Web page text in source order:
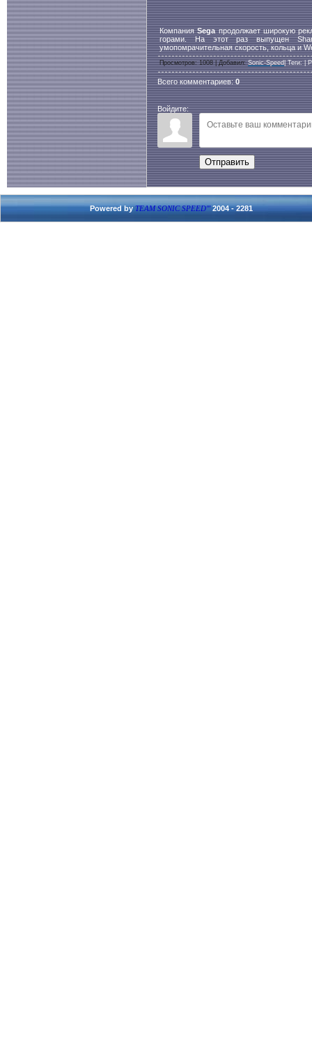
КомпанияSegaпродолжает широкую
горами. На этот раз выпущен
умопомрачительная скорость, кольца и
Просмотров: 1008 |Добавил:Sonic-Speed|Теги:|
Всего комментариев:0
Войдите:
Отправить
Powered byTEAM SONIC SPEED'''2004 - 2281